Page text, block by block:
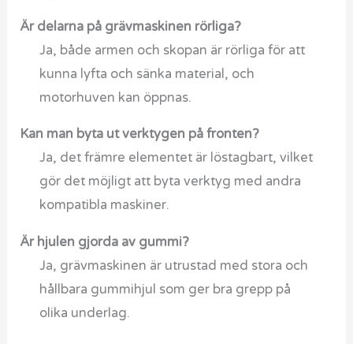
Är delarna på grävmaskinen rörliga?
Ja, både armen och skopan är rörliga för att
kunna lyfta och sänka material, och
motorhuven kan öppnas.
Kan man byta ut verktygen på fronten?
Ja, det främre elementet är löstagbart, vilket
gör det möjligt att byta verktyg med andra
kompatibla maskiner.
Är hjulen gjorda av gummi?
Ja, grävmaskinen är utrustad med stora och
hållbara gummihjul som ger bra grepp på
olika underlag.